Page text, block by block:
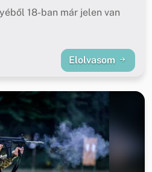
18-ban már jelen van
Elolvasom